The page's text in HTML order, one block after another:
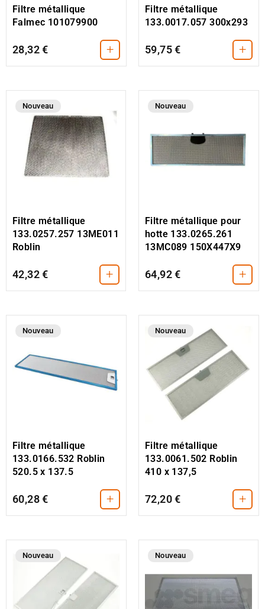
Filtre métallique
Falmec 101079900
28,32 € +
Filtre métallique
133.0017.057 300x293
59,75 € +
Nouveau
Filtre métallique
133.0257.257 13ME011
Roblin
42,32 € +
Nouveau
Filtre métallique pour
hotte 133.0265.261
13MC089 150X447X9
64,92 € +
Nouveau
Filtre métallique
133.0166.532 Roblin
520.5 x 137.5
60,28 € +
Nouveau
Filtre métallique
133.0061.502 Roblin
410 x 137,5
72,20 € +
Nouveau Nouveau